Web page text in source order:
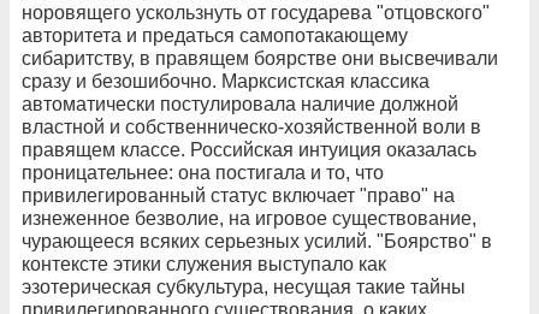
норовящего ускользнуть от государева "отцовского"
авторитета и предаться самопотакающему
сибаритству, в правящем боярстве они высвечивали
сразу и безошибочно. Марксистская классика
автоматически постулировала наличие должной
властной и собственническо-хозяйственной воли в
правящем классе. Российская интуиция оказалась
проницательнее: она постигала и то, что
привилегированный статус включает "право" на
изнеженное безволие, на игровое существование,
чурающееся всяких серьезных усилий. "Боярство" в
контексте этики служения выступало как
эзотерическая субкультура, несущая такие тайны
привилегированного существования, о каких